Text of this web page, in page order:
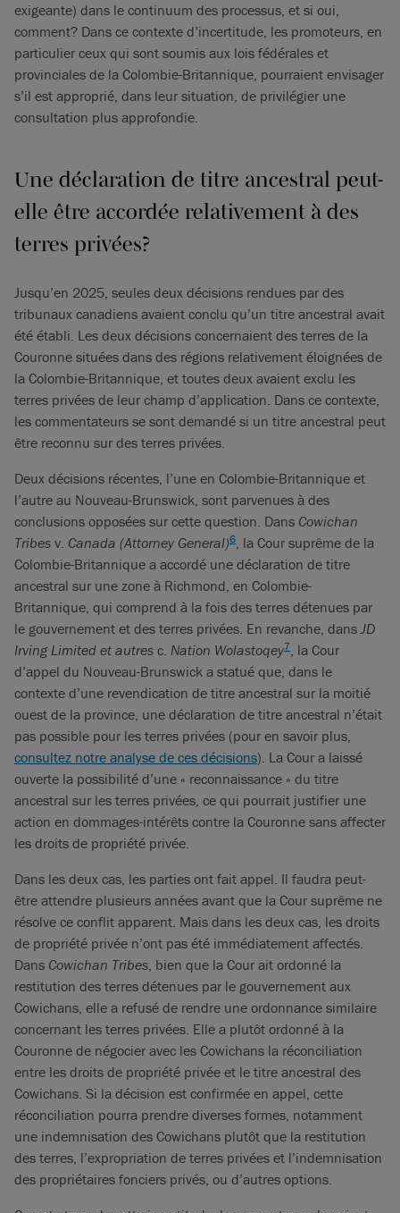
exigeante) dans le continuum des processus, et si oui,
comment? Dans ce contexte d’incertitude, les promoteurs, en
particulier ceux qui sont soumis aux lois fédérales et
provinciales de la Colombie-Britannique, pourraient envisager
s’il est approprié, dans leur situation, de privilégier une
consultation plus approfondie.
Une déclaration de titre ancestral peut-
elle être accordée relativement à des
terres privées?
Jusqu’en 2025, seules deux décisions rendues par des
tribunaux canadiens avaient conclu qu’un titre ancestral avait
été établi. Les deux décisions concernaient des terres de la
Couronne situées dans des régions relativement éloignées de
la Colombie-Britannique, et toutes deux avaient exclu les
terres privées de leur champ d’application. Dans ce contexte,
les commentateurs se sont demandé si un titre ancestral peut
être reconnu sur des terres privées.
Deux décisions récentes, l’une en Colombie-Britannique et
l’autre au Nouveau-Brunswick, sont parvenues à des
conclusions opposées sur cette question. Dans Cowichan
Tribes v. Canada (Attorney General)6, la Cour suprême de la
Colombie-Britannique a accordé une déclaration de titre
ancestral sur une zone à Richmond, en Colombie-
Britannique, qui comprend à la fois des terres détenues par
le gouvernement et des terres privées. En revanche, dansJD
Irving Limited et autres c. Nation Wolastoqey7, la Cour
d’appel du Nouveau-Brunswick a statué que, dans le
contexte d’une revendication de titre ancestral sur la moitié
ouest de la province, une déclaration de titre ancestral n’était
pas possible pour les terres privées (pour en savoir plus,
consultez notre analyse de ces décisions). La Cour a laissé
ouverte la possibilité d’une « reconnaissance » du titre
ancestral sur les terres privées, ce qui pourrait justifier une
action en dommages-intérêts contre la Couronne sans affecter
les droits de propriété privée.
Dans les deux cas, les parties ont fait appel. Il faudra peut-
être attendre plusieurs années avant que la Cour suprême ne
résolve ce conflit apparent. Mais dans les deux cas, les droits
de propriété privée n’ont pas été immédiatement affectés.
Dans Cowichan Tribes, bien que la Cour ait ordonné la
restitution des terres détenues par le gouvernement aux
Cowichans, elle a refusé de rendre une ordonnance similaire
concernant les terres privées. Elle a plutôt ordonné à la
Couronne de négocier avec les Cowichans la réconciliation
entre les droits de propriété privée et le titre ancestral des
Cowichans. Si la décision est confirmée en appel, cette
réconciliation pourra prendre diverses formes, notamment
une indemnisation des Cowichans plutôt que la restitution
des terres, l’expropriation de terres privées et l’indemnisation
des propriétaires fonciers privés, ou d’autres options.